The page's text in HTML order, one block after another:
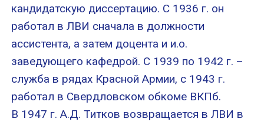
кандидатскую диссертацию. С 1936 г. он
работал в ЛВИ сначала в должности
ассистента, а затем доцента и и.о.
заведующего кафедрой. С 1939 по 1942 г. –
служба в рядах Красной Армии, с 1943 г.
работал в Свердловском обкоме ВКПб.
В 1947 г. А.Д. Титков возвращается в ЛВИ в